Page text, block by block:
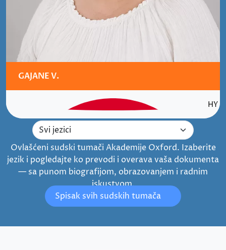
GAJANE V.
HY
Izaberite jezik sudskog
Ovlašćeni sudski tumači Akademije Oxford. Izaberite
jezik i pogledajte ko prevodi i overava vaša dokumenta
— sa punom biografijom, obrazovanjem i radnim
iskustvom.
Spisak svih sudskih tumača